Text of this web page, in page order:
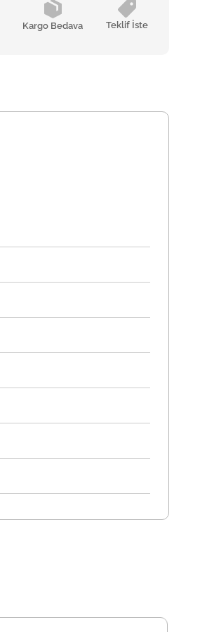
Kargo Bedava Teklif İste